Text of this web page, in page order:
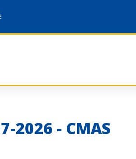
2026 - CMAS